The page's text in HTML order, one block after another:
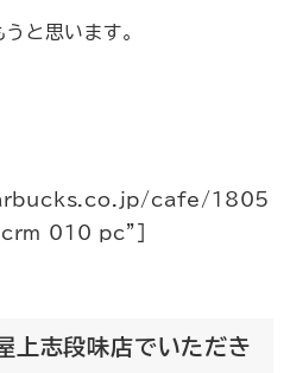
と思います。
cafe/1805
上志段味店でいただき